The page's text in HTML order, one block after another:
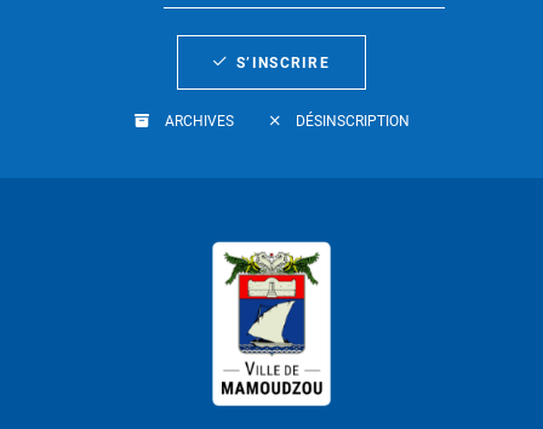
S’INSCRIRE
ARCHIVES DÉSINSCRIPTION